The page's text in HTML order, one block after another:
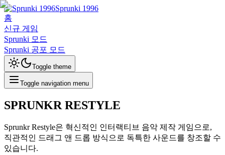
Sprunki 1996
홈
신규 게임
Sprunki 모드
Sprunki 공포 모드
Toggle theme
Toggle navigation menu
SPRUNKR RESTYLE
Sprunkr Restyle은 혁신적인 인터랙티브 음악 제작 게임으로,
직관적인 드래그 앤 드롭 방식으로 독특한 사운드를 창조할 수
있습니다.